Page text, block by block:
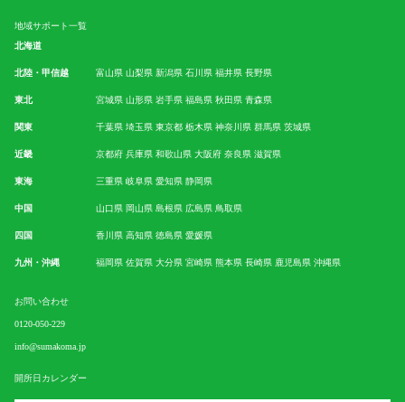
地域サポート一覧
北海道
北陸・甲信越 富山県 山梨県 新潟県 石川県 福井県 長野県
東北 宮城県 山形県 岩手県 福島県 秋田県 青森県
関東 千葉県 埼玉県 東京都 栃木県 神奈川県 群馬県 茨城県
近畿 京都府 兵庫県 和歌山県 大阪府 奈良県 滋賀県
東海 三重県 岐阜県 愛知県 静岡県
中国 山口県 岡山県 島根県 広島県 鳥取県
四国 香川県 高知県 徳島県 愛媛県
九州・沖縄 福岡県 佐賀県 大分県 宮崎県 熊本県 長崎県 鹿児島県 沖縄県
お問い合わせ
0120-050-229
info@sumakoma.jp
開所日カレンダー